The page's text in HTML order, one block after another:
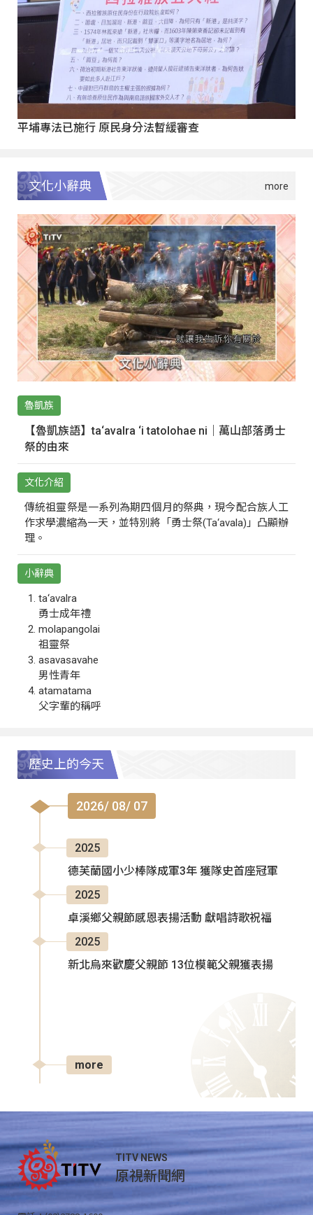
平埔專法已施行 原民身分法暫緩審查
文化小辭典
魯凱族
【魯凱族語】ta‘avalra ‘i tatolohae ni｜萬山部落勇士
祭的由來
文化介紹
傳統祖靈祭是一系列為期四個月的祭典，現今配合族人工
作求學濃縮為一天，並特別將「勇士祭(Ta‘avala)」凸顯辦
理。
小辭典
ta‘avalra
勇士成年禮
molapangolai
祖靈祭
asavasavahe
男性青年
atamatama
父字輩的稱呼
歷史上的今天
2026/ 08/ 07
2025
德芙蘭國小少棒隊成軍3年 獲隊史首座冠軍
2025
卓溪鄉父親節感恩表揚活動 獻唱詩歌祝福
2025
新北烏來歡慶父親節 13位模範父親獲表揚
more
TITV NEWS
原視新聞網